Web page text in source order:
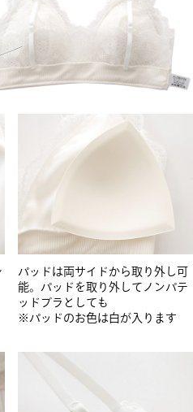
パッドは両サイドから取り外し可
能。パッドを取り外してノンパテ
ッドブラとしても
※パッドのお色は白が入ります